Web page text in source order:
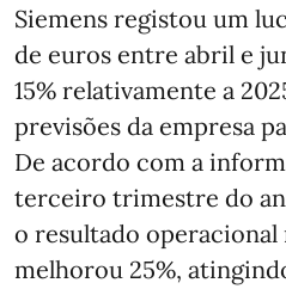
Siemens registou um
de euros entre abril e
15% relativamente a
previsões da empresa
De acordo com a
terceiro trimestre do
o resultado
melhorou 25%,